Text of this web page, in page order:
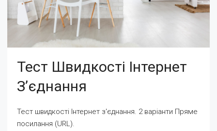
Тест Швидкості Інтернет
З’єднання
Тест швидкості Інтернет з'єднання. 2 варіанти Пряме
посилання (URL).